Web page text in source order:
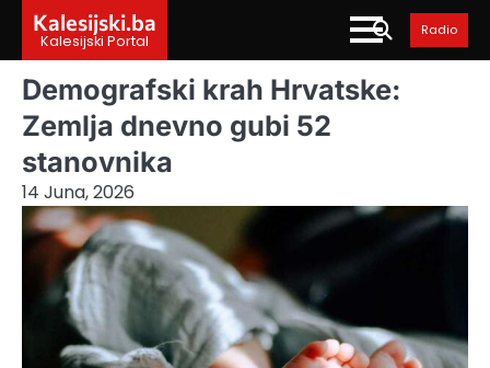
content
Kalesijski.ba
Kalesijski Portal
Radio
Demografski krah Hrvatske:
Zemlja dnevno gubi 52
stanovnika
14 Juna, 2026